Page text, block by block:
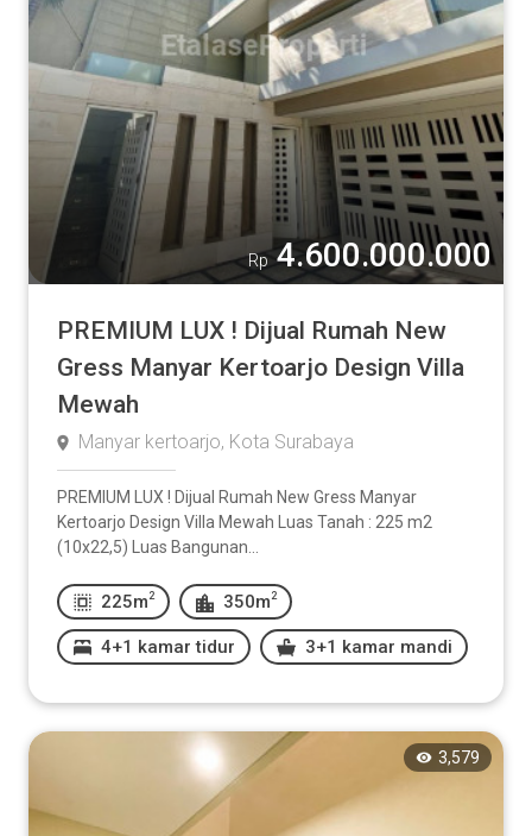
Rp 4.600.000.000
PREMIUM LUX ! Dijual Rumah New
Gress Manyar Kertoarjo Design Villa
Mewah
Manyar kertoarjo, Kota Surabaya
PREMIUM LUX ! Dijual Rumah New Gress Manyar
Kertoarjo Design Villa Mewah Luas Tanah : 225 m2
(10x22,5) Luas Bangunan...
225m 2 350m 2
4+1 kamar tidur 3+1 kamar mandi
3,579